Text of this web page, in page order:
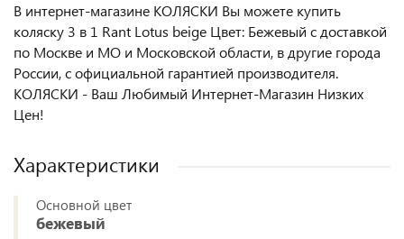
В интернет-магазине КОЛЯСКИ Вы можете купить
коляску 3 в 1 Rant Lotus beige Цвет: Бежевый с доставкой
по Москве и МО и Московской области, в другие города
России, с официальной гарантией производителя.
КОЛЯСКИ - Ваш Любимый Интернет-Магазин Низких
Цен!
Характеристики
Основной цвет
бежевый